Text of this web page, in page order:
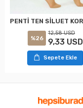
%26
12,58 USD
9,33 USD
Sepete Ekle